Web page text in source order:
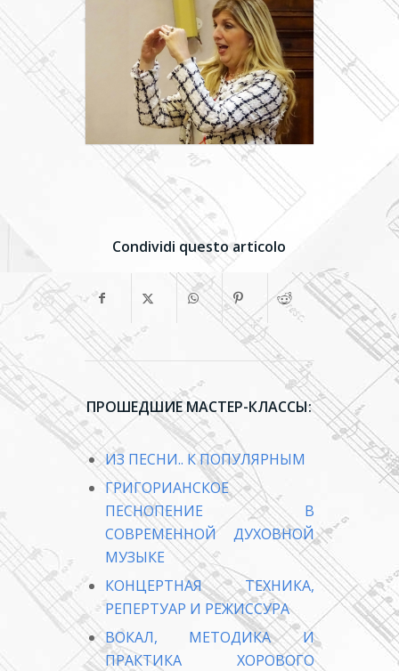
Condividi questo articolo
ПРОШЕДШИЕ МАСТЕР-КЛАССЫ:
ИЗ ПЕСНИ.. К ПОПУЛЯРНЫМ
ГРИГОРИАНСКОЕ
ПЕСНОПЕНИЕ В
СОВРЕМЕННОЙ ДУХОВНОЙ
МУЗЫКЕ
КОНЦЕРТНАЯ ТЕХНИКА,
РЕПЕРТУАР И РЕЖИССУРА
ВОКАЛ, МЕТОДИКА И
ПРАКТИКА ХОРОВОГО